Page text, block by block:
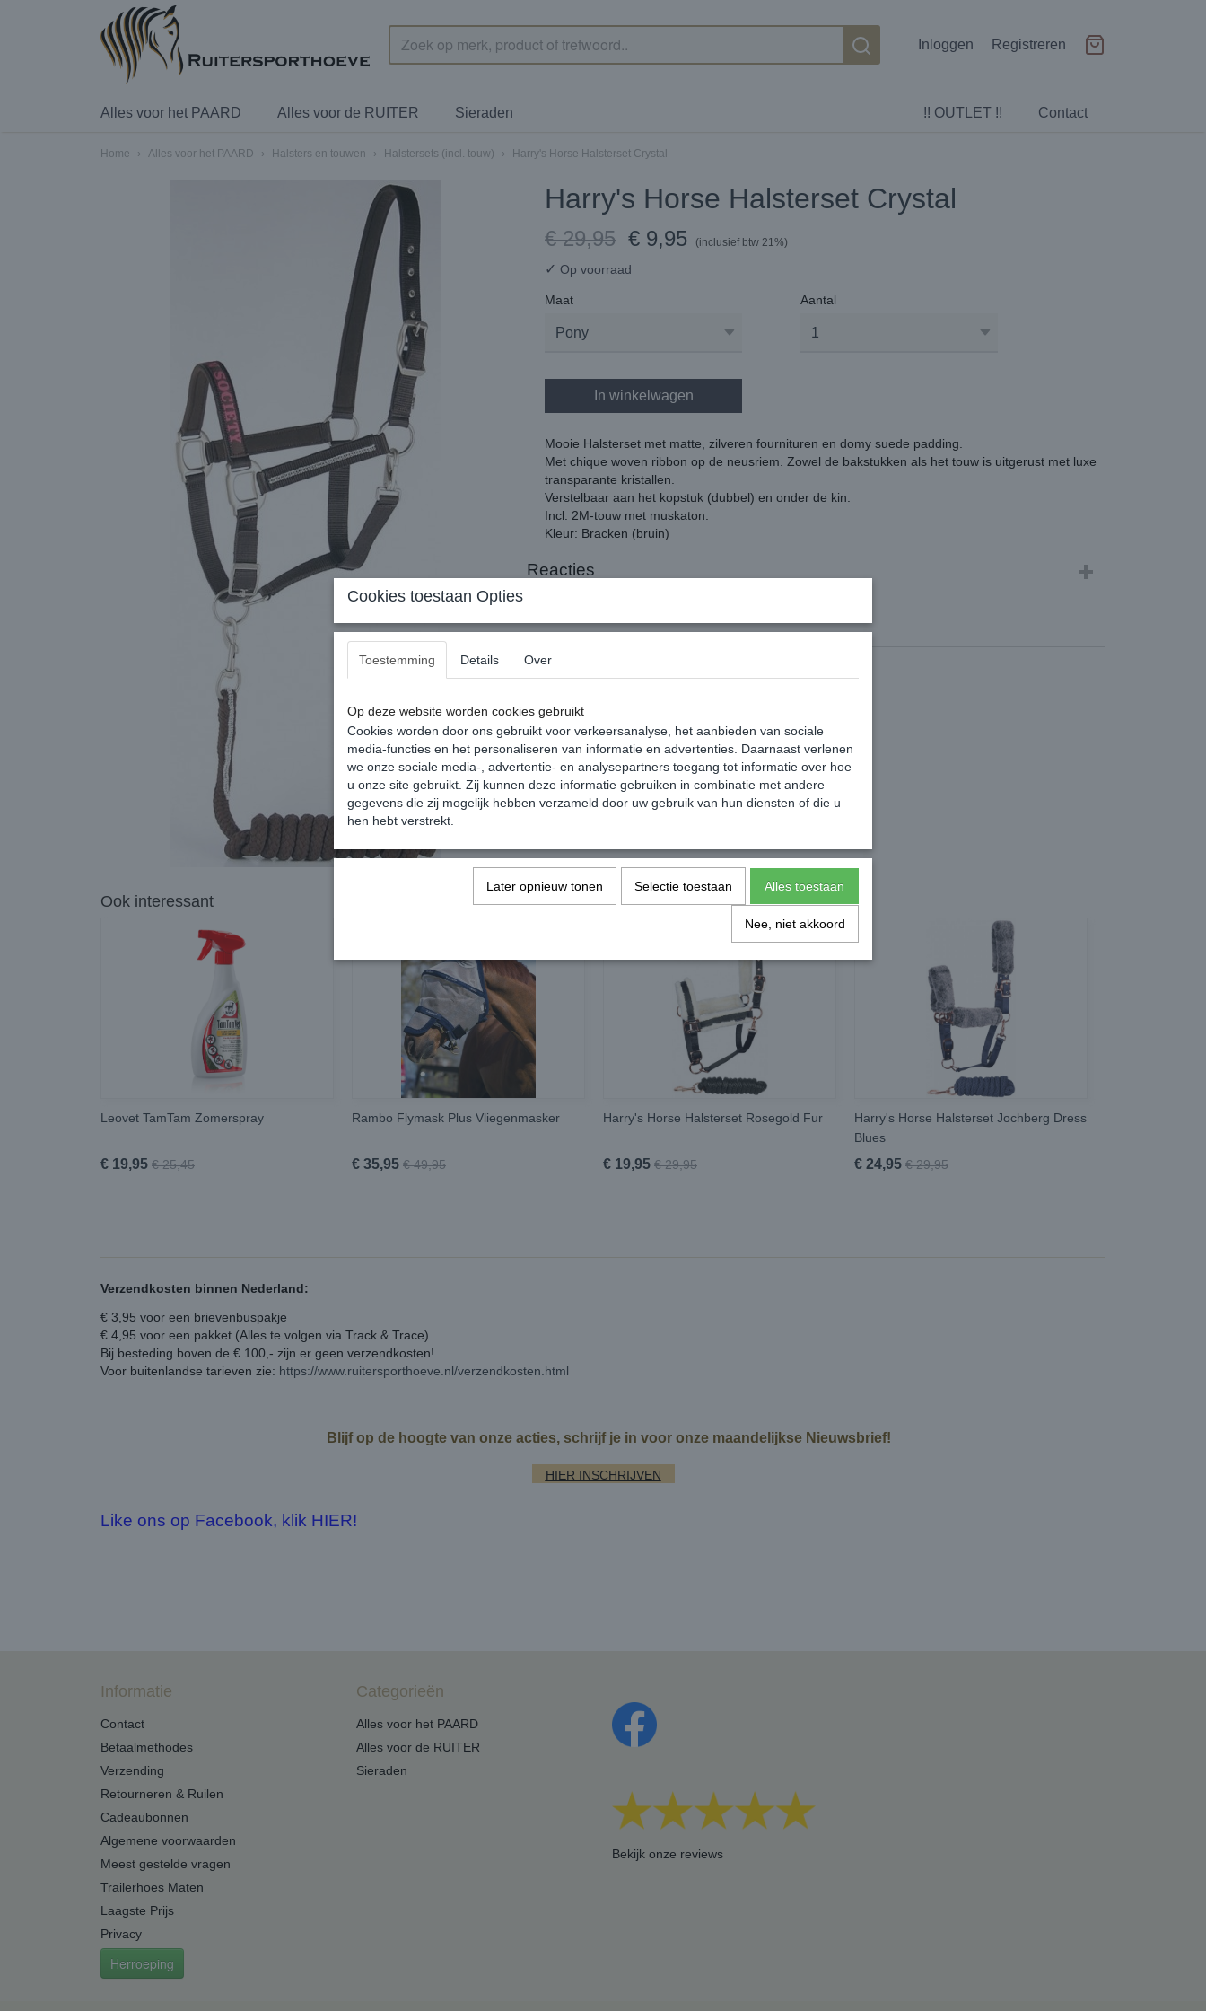
Inloggen Registreren
Contact
!! OUTLET !!
Alles voor het PAARD Alles voor de RUITER Sieraden
Home › Alles voor het PAARD › Halsters en touwen › Halstersets (incl. touw) › Harry's Horse Halsterset Crystal
Harry's Horse Halsterset Crystal
€ 29,95 € 9,95 (inclusief btw 21%)
✓ Op voorraad
Maat Aantal
In winkelwagen
Mooie Halsterset met matte, zilveren fournituren en domy suede padding.
Met chique woven ribbon op de neusriem. Zowel de bakstukken als het touw is uitgerust met luxe
transparante kristallen.
Verstelbaar aan het kopstuk (dubbel) en onder de kin.
Incl. 2M-touw met muskaton.
Kleur: Bracken (bruin)
Reacties
Ook interessant
Leovet TamTam Zomerspray
€ 19,95 € 25,45
Rambo Flymask Plus Vliegenmasker
€ 35,95 € 49,95
Harry's Horse Halsterset Rosegold Fur
€ 19,95 € 29,95
Harry's Horse Halsterset Jochberg Dress
Blues
€ 24,95 € 29,95
Verzendkosten binnen Nederland:
€ 3,95 voor een brievenbuspakje
€ 4,95 voor een pakket (Alles te volgen via Track & Trace).
Bij besteding boven de € 100,- zijn er geen verzendkosten!
Voor buitenlandse tarieven zie: https://www.ruitersporthoeve.nl/verzendkosten.html
Blijf op de hoogte van onze acties, schrijf je in voor onze maandelijkse Nieuwsbrief!
HIER INSCHRIJVEN
Like ons op Facebook, klik HIER!
Informatie
Contact
Betaalmethodes
Verzending
Retourneren & Ruilen
Cadeaubonnen
Algemene voorwaarden
Meest gestelde vragen
Trailerhoes Maten
Laagste Prijs
Privacy
Herroeping
Categorieën
Alles voor het PAARD
Alles voor de RUITER
Sieraden
Bekijk onze reviews
Cookies toestaan Opties
Toestemming Details Over
Op deze website worden cookies gebruikt
Cookies worden door ons gebruikt voor verkeersanalyse, het aanbieden van sociale
media-functies en het personaliseren van informatie en advertenties. Daarnaast verlenen
we onze sociale media-, advertentie- en analysepartners toegang tot informatie over hoe
u onze site gebruikt. Zij kunnen deze informatie gebruiken in combinatie met andere
gegevens die zij mogelijk hebben verzameld door uw gebruik van hun diensten of die u
hen hebt verstrekt.
Later opnieuw tonen Selectie toestaan Alles toestaan
Nee, niet akkoord